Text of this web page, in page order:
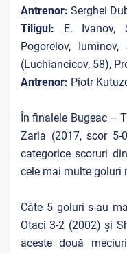
Antrenor: Serghei
Tiligul: E. Ivanov,
Pogorelov,
(Luchiancicov, 58),
Antrenor: Piotr
În finalele Bugeac –
Zaria (2017, scor
categorice scoruri
cele mai multe goluri
Câte 5 goluri s-au
Otaci 3-2 (2002) și
aceste două